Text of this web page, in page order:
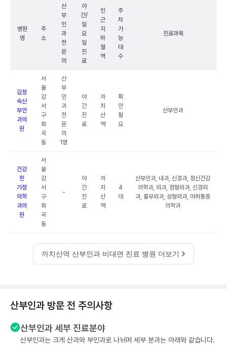
병원
명
주
소
산
부
인
과
전
문
의
야
간/
일
요
일
진
료
인
근
지
하
철
역
주
차
가
능
대
수
진료과목
김정
숙산
부인
과의
원
서
울
강
서
구
화
곡
동
산
부
인
과
전
문
의
1명
야
간
진
료
까
치
산
역
확
인
필
요
산부인과
건강
한
가정
의학
과의
원
서
울
강
서
구
화
곡
동
-
야
간
진
료
까
치
산
역
4
대
산부인과, 내과, 신경과, 정신건강
의학과, 외과, 정형외과, 신경외
과, 흉부외과, 성형외과, 마취통증
의학과
까치산역 산부인과 비대면 진료 병원 더보기
산부인과 방문 전 주의사항
산부인과 세부 진료분야
산부인과는 크게 산과와 부인과로 나뉘며 세부 분과는 아래와 같습니다.